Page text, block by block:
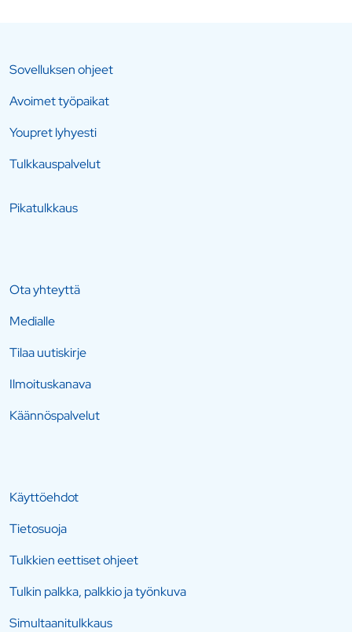
Sovelluksen ohjeet
Avoimet työpaikat
Youpret lyhyesti
Tulkkauspalvelut
Pikatulkkaus
Ota yhteyttä
Medialle
Tilaa uutiskirje
Ilmoituskanava
Käännöspalvelut
Käyttöehdot
Tietosuoja
Tulkkien eettiset ohjeet
Tulkin palkka, palkkio ja työnkuva
Simultaanitulkkaus